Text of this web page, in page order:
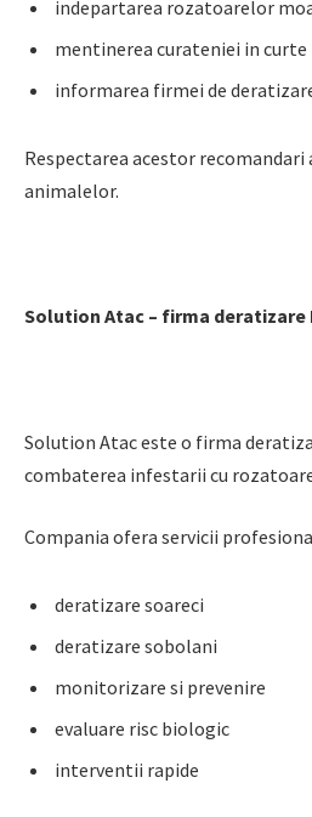
indepartarea rozatoarelor
mentinerea curateniei in curte
informarea firmei de
Respectarea acestor recomandari
animalelor.
Solution Atac – firma deratizare
Solution Atac este o firma
combaterea infestarii cu
Compania ofera servicii
deratizare soareci
deratizare sobolani
monitorizare si prevenire
evaluare risc biologic
interventii rapide